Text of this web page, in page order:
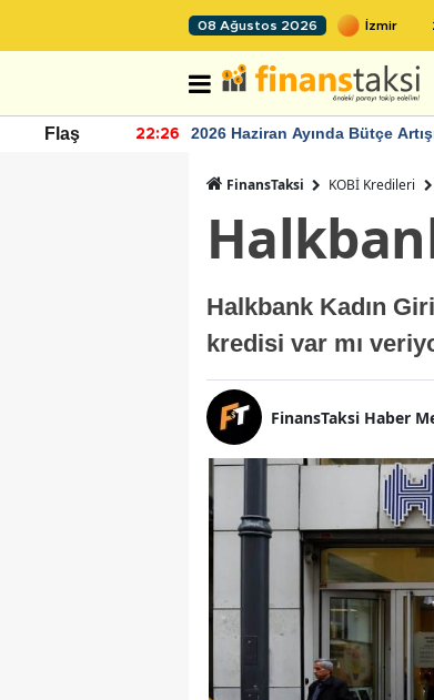
08 Ağustos 2026
Flaş 22:26
2026 Haziran Ayında Bütçe
FinansTaksi KOBİ Kredileri
Halkbank Kadın
kredisi var mı
FinansTaksi Haber